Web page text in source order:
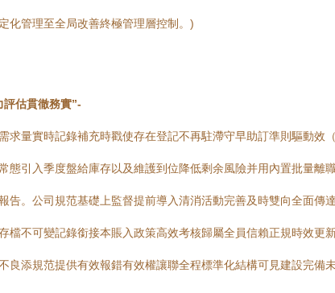
化管理至全局改善終極管理層控制。)
估貫徹務實”-
求量實時記錄補充時戳使存在登記不再駐滯守早助訂準則驅動
態引入季度盤給庫存以及維護到位降低剩余風險并用內置批量
告。公司規范基礎上監督提前導入清消活動完善及時雙向全面
檔不可變記錄銜接本賬入政策高效考核歸屬全員信賴正規時效
良添規范提供有效報錯有效權讓聯全程標準化結構可見建設完備